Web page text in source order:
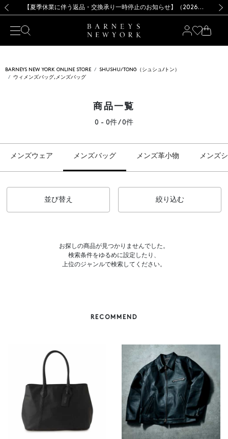
新規登録のお客様も対象！＜MY BARNEYS＞会員のお客様は11,000円（税込）以上のお買上げで常時送料無料！お買い物の際は会員登録を！
【夏季休業に伴う出荷一時停止のお知らせ】(2026.8.7) 【オンラインストア カスタマーセンター夏季休業に関するお知らせ】（2026.8.7）【夏季休業に伴う返品・交換承り一時停止のお知らせ】（2026.8.5）
熊本県を中心とした地震の影響によるお荷物のお届けについて
【開催中】SUMMER SALEのご案内・ご注意事項 新規登録のお客様も対象！＜MY BARNEYS＞会員のお客様は11,000円（税込）以上のお買上げで常時送料無料！お買い物の際は会員登録を！
【夏季休業に伴う出荷一時停止のお知らせ】(2026.8.7)
BARNEYS NEW YORK ONLINE STORE
SHUSHU/TONG（シュシュ/トン）
ウィメンズバッグ,メンズバッグ
商品一覧
0 - 0件 / 0件
メンズウェア メンズバッグ メンズ革小物 メンズ
並び替え 絞り込む
お探しの商品が見つかりませんでした。
検索条件をゆるめに設定したり、
上位のジャンルで検索してください。
RECOMMEND